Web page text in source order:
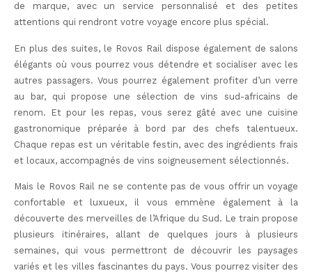
de marque, avec un service personnalisé et des petites
attentions qui rendront votre voyage encore plus spécial.
En plus des suites, le Rovos Rail dispose également de salons
élégants où vous pourrez vous détendre et socialiser avec les
autres passagers. Vous pourrez également profiter d’un verre
au bar, qui propose une sélection de vins sud-africains de
renom. Et pour les repas, vous serez gâté avec une cuisine
gastronomique préparée à bord par des chefs talentueux.
Chaque repas est un véritable festin, avec des ingrédients frais
et locaux, accompagnés de vins soigneusement sélectionnés.
Mais le Rovos Rail ne se contente pas de vous offrir un voyage
confortable et luxueux, il vous emmène également à la
découverte des merveilles de l’Afrique du Sud. Le train propose
plusieurs itinéraires, allant de quelques jours à plusieurs
semaines, qui vous permettront de découvrir les paysages
variés et les villes fascinantes du pays. Vous pourrez visiter des